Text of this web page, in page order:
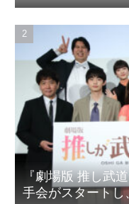
『劇場版 推し武
手会がスタートし